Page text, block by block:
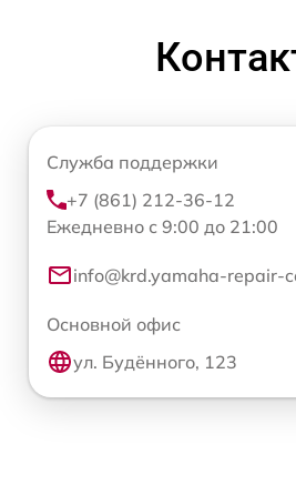
Служба поддержки
+7 (861) 212-36-12
Ежедневно с 9:00 до 21:00
info@krd.yamaha-repair-
Основной офис
ул. Будённого, 123